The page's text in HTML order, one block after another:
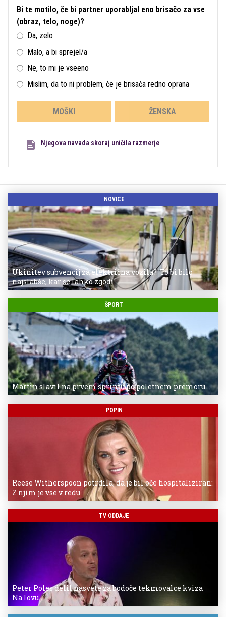
Bi te motilo, če bi partner uporabljal eno brisačo za vse
(obraz, telo, noge)?
Da, zelo
Malo, a bi sprejel/a
Ne, to mi je vseeno
Mislim, da to ni problem, če je brisača redno oprana
MOŠKI ŽENSKA
Njegova navada skoraj uničila razmerje
NOVICE
Ukinitev subvencij za električna vozila? 'To bi bilo
najslabše, kar se lahko zgodi'
ŠPORT
Martin slavil na prvem sprintu po poletnem premoru
POPIN
Reese Witherspoon potrdila, da je bil oče hospitaliziran:
Z njim je vse v redu
TV ODDAJE
Peter Poles delil nasvete za bodoče tekmovalce kviza
Na lovu